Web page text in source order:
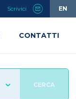
CERCA
Scrivici EN
CONTATTI